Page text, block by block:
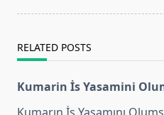
text">Page</span>
RELATED POSTS
Kumarin İs Yasamini